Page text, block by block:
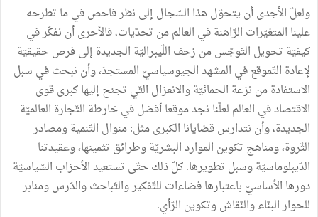
ولعلّ الأجدىأن يتحوّل هذا السّجال إلى نظرفاحصفيما تطرحه
علينا المتغيّرات الرّاهنةفي العالممن تحدّيات،فالأحرىأن نفكّرفي
كيفيّة تحويل التّوجّسمن زحف اللّيبراليّة الجديدة إلىفرصحقيقيّة
لإعادة التّموقعفي المشهدالجيوسياسيّ المستجدّ،وأن نبحثفي سبل
الاستفادةمن نزعة الحمائيّةوالانعزال التّي تجنح إليهاكبرىقوى
الاقتصادفي العالم لعلّنا نجدموقعاأفضلفيخارطة التّجارة العالميّة
الجديدة،وأن نتدارسقضايانا الكبرىمثل:منوال التّنميةومصادر
الثّروة،ومناهج تكوين المواردالبشريّةوطرائق تثمينها،وعقيدتنا
الدّيبلوماسيّةوسبل تطويرها.كلّذلكحتّى تستعيدالأحزاب السّياسيّة
دورها الأساسيّ باعتبارهافضاءات للتّفكيروالتّباحثوالدّرسومنابر
للحوارالبنّاءوالنّقاشوتكوين الرّأي.